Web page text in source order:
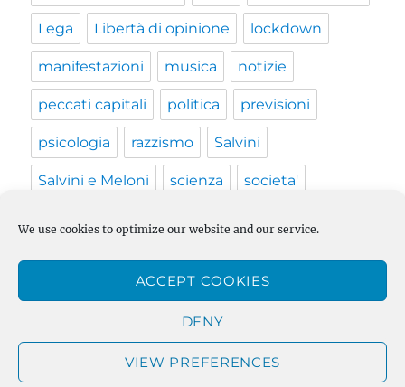
We use cookies to optimize our website and our service.
ACCEPT COOKIES
DENY
VIEW PREFERENCES
Lega Libertà di opinione lockdown
manifestazioni musica notizie
peccati capitali politica previsioni
psicologia razzismo Salvini
Salvini e Meloni scienza societa'